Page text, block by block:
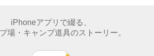
iPhoneアプリで綴る、
場・キャンプ道具のストーリー。